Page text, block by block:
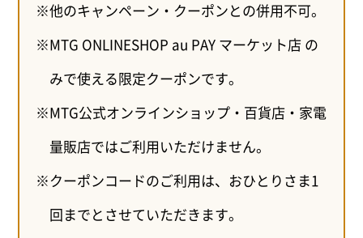
他のキャンペーン・クーポンとの併用不可。
MTG ONLINESHOP au PAY マーケット店 の
みで使える限定クーポンです。
MTG公式オンラインショップ・百貨店・家電
量販店ではご利用いただけません。
クーポンコードのご利用は、おひとりさま1
回までとさせていただきます。